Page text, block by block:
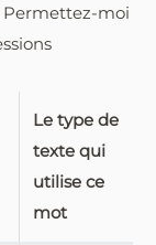
Permettez-moi
Le type de
texte qui
utilise ce
mot